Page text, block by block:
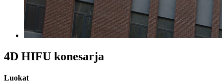
4D HIFU konesarja
Luokat